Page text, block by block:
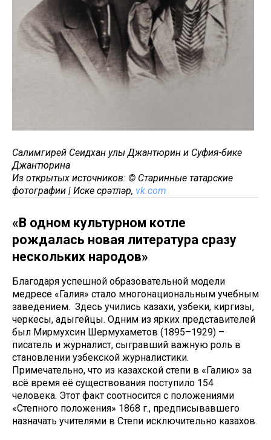
Салимгирей Сеидхан улы Джантюрин и Суфия-бике
Джантюрина
Из открытых источников: © Старинные татарские
фотографии | Иске сүрәтләр, vk.com
«В одном культурном котле
рождалась новая литература сразу
нескольких народов»
Благодаря успешной образовательной модели
медресе «Галия» стало многонациональным учебным
заведением. Здесь учились казахи, узбеки, киргизы,
черкесы, адыгейцы. Одним из ярких представителей
был Мирмухсин Шермухаметов (1895–1929) –
писатель и журналист, сыгравший важную роль в
становлении узбекской журналистики.
Примечательно, что из казахской степи в «Галию» за
всё время её существования поступило 154
человека. Этот факт соотносится с положениями
«Степного положения» 1868 г., предписывавшего
назначать учителями в Степи исключительно казахов.